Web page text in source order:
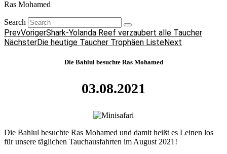
Ras Mohamed
Search
PrevVorigerShark-Yolanda Reef verzaubert alle Taucher
NächsterDie heutige Taucher Trophäen ListeNext
Die Bahlul besuchte Ras Mohamed
03.08.2021
Die Bahlul besuchte Ras Mohamed und damit heißt es Leinen los
für unsere täglichen Tauchausfahrten im August 2021!